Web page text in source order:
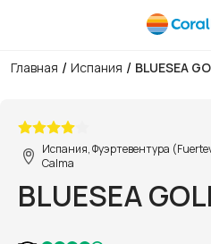
Главная / Испания / BLUESEA
Испания, Фуэртевентура
Calma
BLUESEA